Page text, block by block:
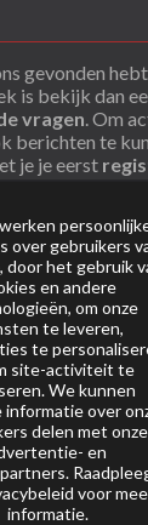
gevonden
is bekijk dan
vragen. Om
berichten te
je je eerst
uit
over gebruikers
door het gebruik
en andere
om onze
te leveren,
te
site-activiteit te
We kunnen
informatie over
delen met onze
en
voor
informatie.